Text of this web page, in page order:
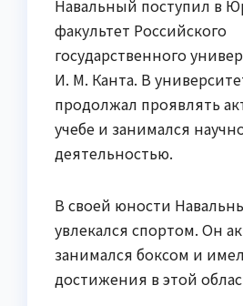
Навальный поступил в
факультет Российского
государственного
И. М. Канта. В
продолжал проявлять
учебе и занимался
деятельностью.
В своей юности
увлекался спортом. Он
занимался боксом и
достижения в этой